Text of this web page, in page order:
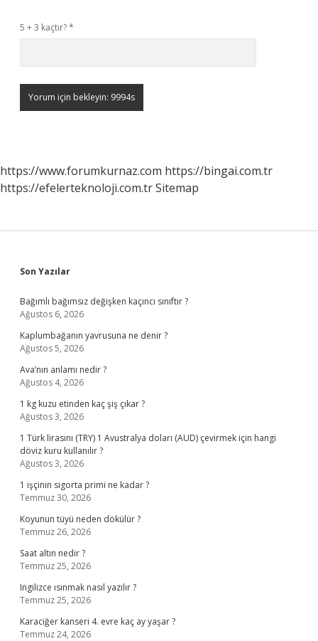
5 + 3 kaçtır?*
https://www.forumkurnaz.com https://bingai.com.tr
https://efelerteknoloji.com.trSitemap
Sidebar
Son Yazılar
Bağımlı bağımsız değişken kaçıncı sınıftır ?
Ağustos 6, 2026
Kaplumbağanın yavrusuna ne denir ?
Ağustos 5, 2026
Ava’nın anlamı nedir ?
Ağustos 4, 2026
1 kg kuzu etinden kaç şiş çıkar ?
Ağustos 3, 2026
1 Türk lirasını (TRY) 1 Avustralya doları (AUD) çevirmek için hangi
döviz kuru kullanılır ?
Ağustos 3, 2026
1 işçinin sigorta primi ne kadar ?
Temmuz 30, 2026
Koyunun tüyü neden dökülür ?
Temmuz 26, 2026
Saat altın nedir ?
Temmuz 25, 2026
Ingilizce ısınmak nasıl yazılır ?
Temmuz 25, 2026
Karaciğer kanseri 4. evre kaç ay yaşar ?
Temmuz 24, 2026